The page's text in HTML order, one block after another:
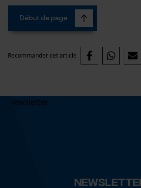
Début de page
Recommander cet article